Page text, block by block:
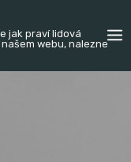
jak praví lidová
webu, nalezne